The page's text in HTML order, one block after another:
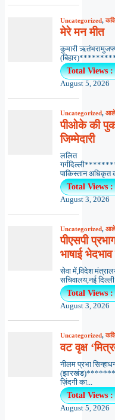
Uncategorized,
मेरे मन मीत
कुमारी
Total Views :
August 5, 2026
Uncategorized,
पीओके की
जिम्मेदारी
ललित
पाकिस्तान अधिकृत
Total Views :
August 3, 2026
Uncategorized,
पीएसपी प्रभाग
भाषाई
सेवा में,विदेश
सचिवालय,नई
Total Views :
August 3, 2026
Uncategorized,
वट वृक्ष
नीलम प्रभा
ज़िंदगी का...
Total Views :
August 5, 2026